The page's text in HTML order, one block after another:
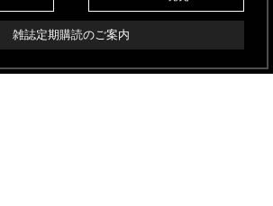
雑誌定期購読のご案内